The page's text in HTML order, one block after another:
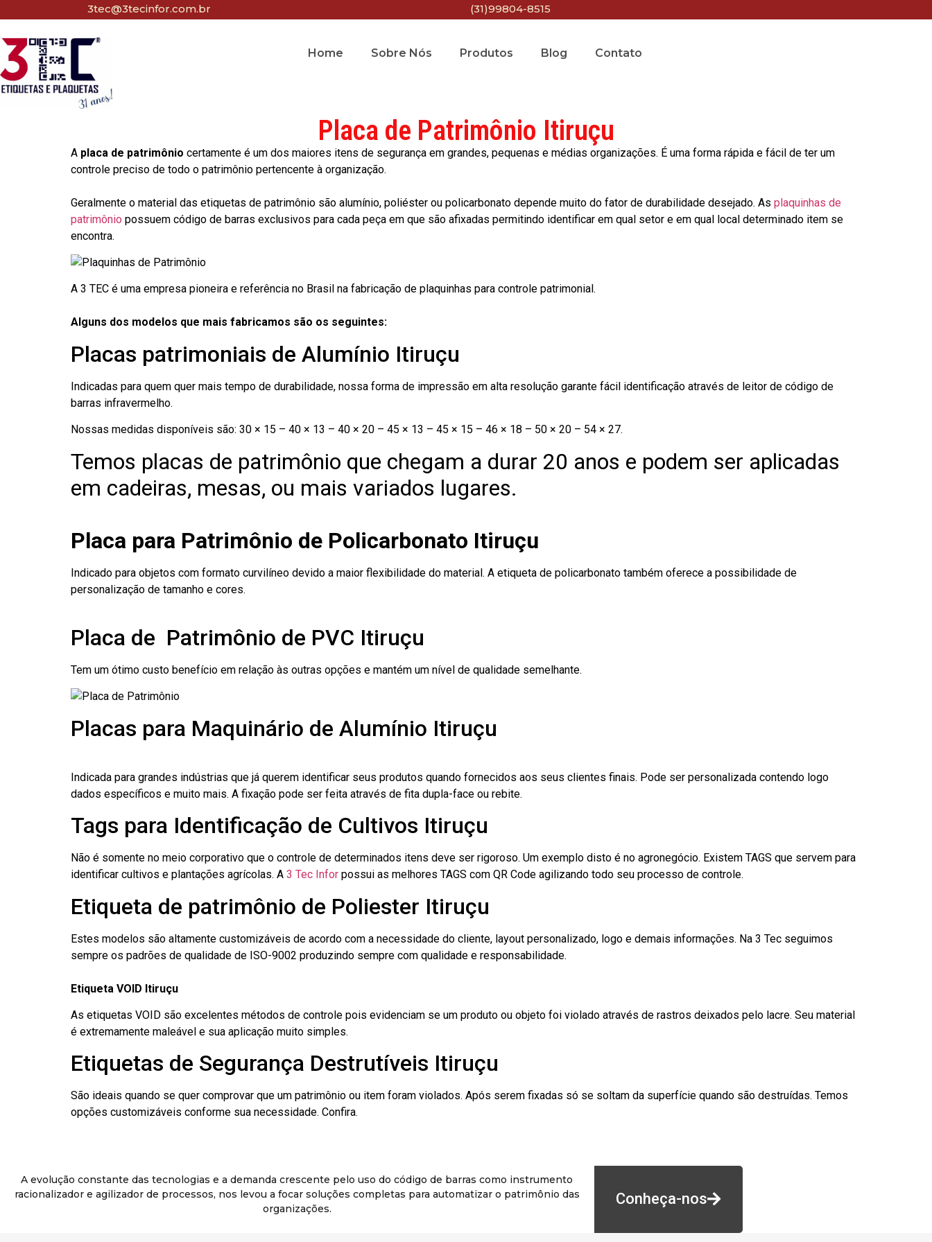
3tec@3tecinfor.com.br (31)99804-8515
Home Sobre Nós Produtos Blog Contato
Placa de Patrimônio Itiruçu
A placa de patrimônio certamente é um dos maiores itens de segurança em grandes, pequenas e médias organizações. É uma forma rápida e fácil de ter um
controle preciso de todo o patrimônio pertencente à organização.
Geralmente o material das etiquetas de patrimônio são alumínio, poliéster ou policarbonato depende muito do fator de durabilidade desejado. As plaquinhas de
patrimônio possuem código de barras exclusivos para cada peça em que são afixadas permitindo identificar em qual setor e em qual local determinado item se
encontra.
A 3 TEC é uma empresa pioneira e referência no Brasil na fabricação de plaquinhas para controle patrimonial.
Alguns dos modelos que mais fabricamos são os seguintes:
Placas patrimoniais de Alumínio Itiruçu
Indicadas para quem quer mais tempo de durabilidade, nossa forma de impressão em alta resolução garante fácil identificação através de leitor de código de
barras infravermelho.
Nossas medidas disponíveis são: 30 × 15 – 40 × 13 – 40 × 20 – 45 × 13 – 45 × 15 – 46 × 18 – 50 × 20 – 54 × 27.
Temos placas de patrimônio que chegam a durar 20 anos e podem ser aplicadas
em cadeiras, mesas, ou mais variados lugares.
Placa para Patrimônio de Policarbonato Itiruçu
Indicado para objetos com formato curvilíneo devido a maior flexibilidade do material. A etiqueta de policarbonato também oferece a possibilidade de
personalização de tamanho e cores.
Placa de Patrimônio de PVC Itiruçu
Tem um ótimo custo benefício em relação às outras opções e mantém um nível de qualidade semelhante.
Placas para Maquinário de Alumínio Itiruçu
Indicada para grandes indústrias que já querem identificar seus produtos quando fornecidos aos seus clientes finais. Pode ser personalizada contendo logo
dados específicos e muito mais. A fixação pode ser feita através de fita dupla-face ou rebite.
Tags para Identificação de Cultivos Itiruçu
Não é somente no meio corporativo que o controle de determinados itens deve ser rigoroso. Um exemplo disto é no agronegócio. Existem TAGS que servem para
identificar cultivos e plantações agrícolas. A 3 Tec Infor possui as melhores TAGS com QR Code agilizando todo seu processo de controle.
Etiqueta de patrimônio de Poliester Itiruçu
Estes modelos são altamente customizáveis de acordo com a necessidade do cliente, layout personalizado, logo e demais informações. Na 3 Tec seguimos
sempre os padrões de qualidade de ISO-9002 produzindo sempre com qualidade e responsabilidade.
Etiqueta VOID Itiruçu
As etiquetas VOID são excelentes métodos de controle pois evidenciam se um produto ou objeto foi violado através de rastros deixados pelo lacre. Seu material
é extremamente maleável e sua aplicação muito simples.
Etiquetas de Segurança Destrutíveis Itiruçu
São ideais quando se quer comprovar que um patrimônio ou item foram violados. Após serem fixadas só se soltam da superfície quando são destruídas. Temos
opções customizáveis conforme sua necessidade. Confira.
A evolução constante das tecnologias e a demanda crescente pelo uso do código de barras como instrumento
racionalizador e agilizador de processos, nos levou a focar soluções completas para automatizar o patrimônio das
organizações.
Conheça-nos